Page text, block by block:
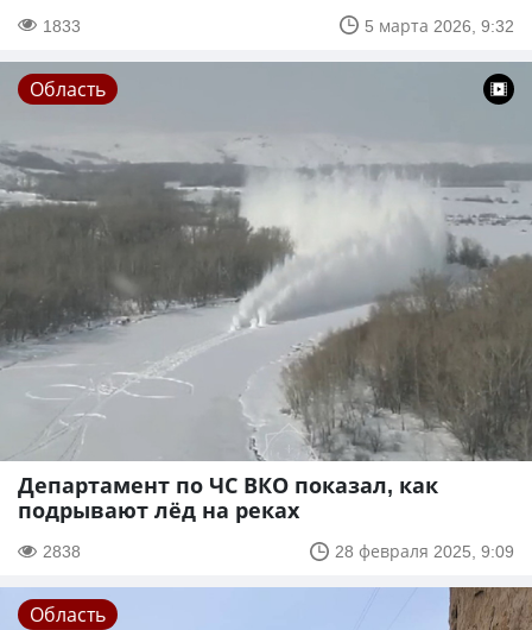
1833 5 марта 2026, 9:32
Область
Департамент по ЧС ВКО показал, как
подрывают лёд на реках
2838 28 февраля 2025, 9:09
Область